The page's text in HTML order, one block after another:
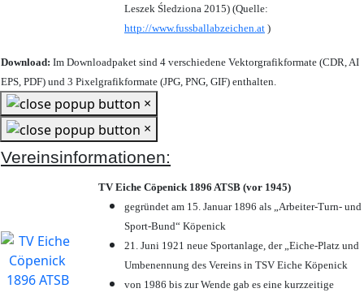
Leszek Śledziona 2015) (Quelle:
http://www.fussballabzeichen.at )
Download: Im Downloadpaket sind 4 verschiedene Vektorgrafikformate (CDR, AI
EPS, PDF) und 3 Pixelgrafikformate (JPG, PNG, GIF) enthalten.
×
×
Vereinsinformationen:
TV Eiche Cöpenick 1896 ATSB (vor 1945)
gegründet am 15. Januar 1896 als „Arbeiter-Turn- und
Sport-Bund“ Köpenick
21. Juni 1921 neue Sportanlage, der „Eiche-Platz und
Umbenennung des Vereins in TSV Eiche Köpenick
von 1986 bis zur Wende gab es eine kurzzeitige